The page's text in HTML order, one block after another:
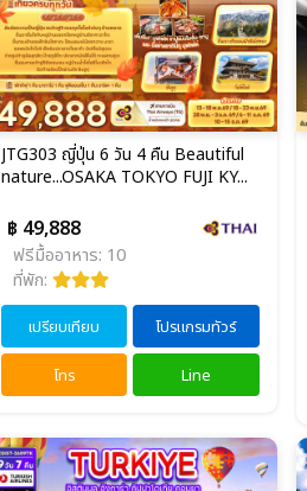
JTG303 ญี่ปุ่น 6 วัน 4 คืน Beautiful
nature...OSAKA TOKYO FUJI KY...
฿ 49,888
ฟรีมื้ออาหาร: 10
ที่พัก:
เปรียบเทียบ โปรแกรมทัวร์
โทร Line